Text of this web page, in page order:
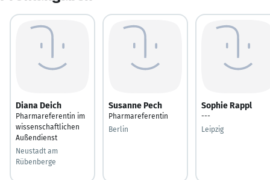
Diana Deich
Pharmareferentin im
wissenschaftlichen
Außendienst
Neustadt am
Rübenberge
Susanne Pech
Pharmareferentin
Berlin
Sophie Rappl
---
Leipzig